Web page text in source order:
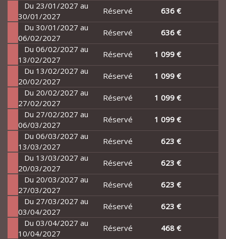
Du 23/01/2027 au
30/01/2027
Réservé
636 €
Du 30/01/2027 au
06/02/2027
Réservé
636 €
Du 06/02/2027 au
13/02/2027
Réservé
1 099 €
Du 13/02/2027 au
20/02/2027
Réservé
1 099 €
Du 20/02/2027 au
27/02/2027
Réservé
1 099 €
Du 27/02/2027 au
06/03/2027
Réservé
1 099 €
Du 06/03/2027 au
13/03/2027
Réservé
623 €
Du 13/03/2027 au
20/03/2027
Réservé
623 €
Du 20/03/2027 au
27/03/2027
Réservé
623 €
Du 27/03/2027 au
03/04/2027
Réservé
623 €
Du 03/04/2027 au
10/04/2027
Réservé
468 €